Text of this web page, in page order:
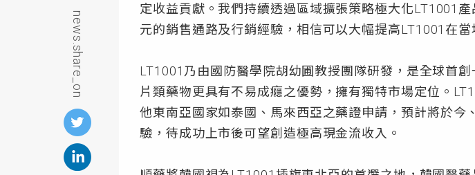
news.share_on
定收益貢獻。我們持續透過區域擴張策略極大化LT1001
元的銷售通路及行銷經驗，相信可以大幅提高LT1001在
LT1001乃由國防醫學院胡幼圃教授團隊研發，是全球首
片類藥物更具有不易成癮之優勢，擁有獨特市場定位。
他東南亞國家如泰國、馬來西亞之藥證申請，預計將於
驗，待成功上市後可望創造極高現金流收入。